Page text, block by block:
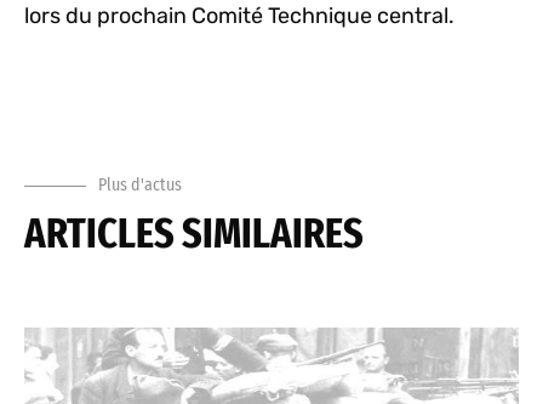
lors du prochain Comité Technique central.
Plus d'actus
ARTICLES SIMILAIRES